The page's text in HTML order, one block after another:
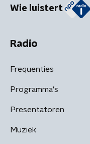
Wie luistert
Radio
Frequenties
Programma's
Presentatoren
Muziek